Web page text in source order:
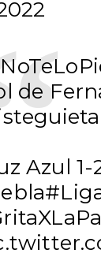
de
Azul 1-